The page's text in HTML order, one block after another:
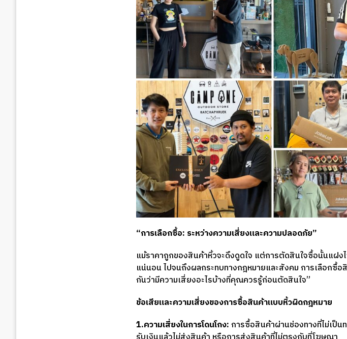
“การเลือกซื้อ: ระหว่างความเสี่ยงและความปลอดภัย”
แม้ราคาถูกของสินค้าหิ้วจะดึงดูดใจ แต่การตัดสินใจซื้อนั้นแฝ
แน่นอน ไปจนถึงผลกระทบทางกฎหมายและสังคม การเลือกซื้
กันว่ามีความเสี่ยงอะไรบ้างที่คุณควรรู้ก่อนตัดสินใจ”
ข้อเสียและความเสี่ยงของการซื้อสินค้าแบบหิ้วผิดกฎหมาย
1.ความเสี่ยงในการโดนโกง:การซื้อสินค้าผ่านช่องทางที่ไม่เป็น